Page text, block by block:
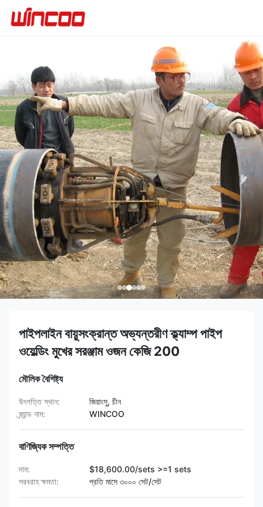
পাইপলাইন বায়ুসংক্রান্ত অভ্যন্তরীণ ক্ল্যাম্প পাইপ
ওয়েল্ডিং মুখের সরঞ্জাম ওজন কেজি 200
মৌলিক বৈশিষ্ট্য
উৎপত্তি স্থান:
জিয়াংসু, চীন
ব্র্যান্ড নাম:
WINCOO
বাণিজ্যিক সম্পত্তি
দাম:
$18,600.00/sets >=1 sets
সরবরাহ ক্ষমতা:
প্রতি মাসে ৩০০০ সেট/সেট